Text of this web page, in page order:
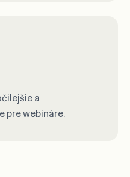
a
pre webináre.